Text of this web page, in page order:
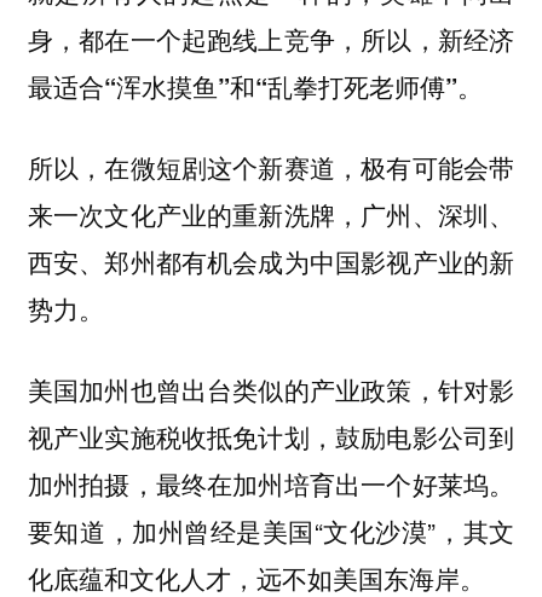
身，都在一个起跑线上竞争，所以， 新经济
最适合“浑水摸鱼”和“乱拳打死老师傅”。
所以，在微短剧这个新赛道，极有可能会带
来一次文化产业的重新洗牌，广州、深圳、
西安、郑州都有机会成为中国影视产业的新
势力。
美国加州也曾出台类似的产业政策，针对影
视产业实施税收抵免计划，鼓励电影公司到
加州拍摄，最终在加州培育出一个好莱坞。
要知道，加州曾经是美国“文化沙漠”，其文
化底蕴和文化人才，远不如美国东海岸。